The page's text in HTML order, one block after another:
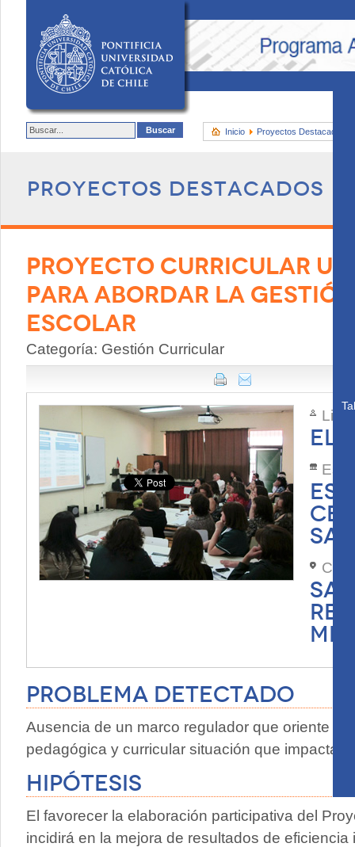
Inicio Proyectos Destacados
Proyectos destacados
PROYECTO CURRICULAR
PARA ABORDAR LA
ESCOLAR
Categoría: Gestión Curricular
Problema Detectado
Ausencia de un marco regulador que oriente
pedagógica y curricular situación que impacta
Hipótesis
El favorecer la elaboración participativa del
incidirá en la mejora de resultados de